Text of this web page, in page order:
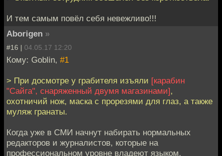
И тем самым повёл себя невежливо!!!
Aborigen »
#16 | 04.05.17 12:20
Кому: Goblin, #1
> При досмотре у грабителя изъяли [карабин
"Сайга", снаряженный двумя магазинами],
охотничий нож, маска с прорезями для глаз, а также
муляж гранаты.
Когда уже в СМИ начнут набирать нормальных
редакторов и журналистов, которые на
профессиональном уровне владеют языком.